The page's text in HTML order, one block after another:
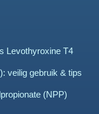
Levothyroxine T4
veilig gebruik & tips
(NPP)